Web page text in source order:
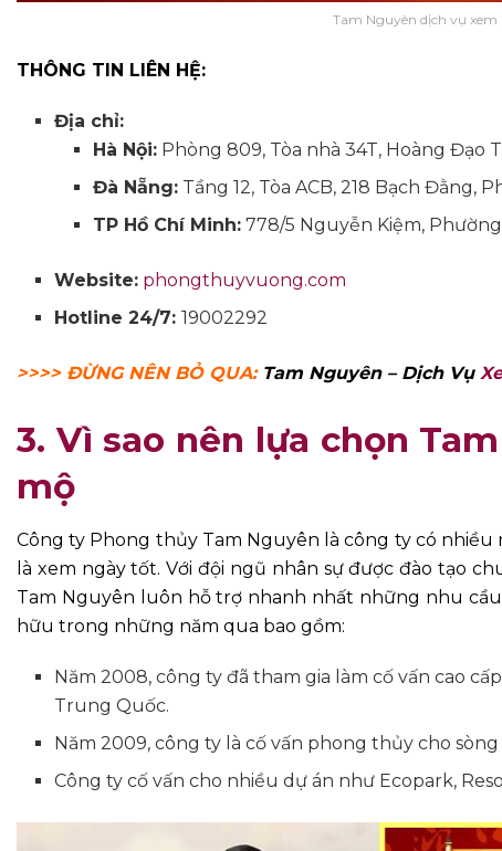
Tam Nguyên dịch vụ
THÔNG TIN LIÊN HỆ:
Địa chỉ:
Hà Nội:Phòng 809, Tòa nhà 34T, Hoàng Đạo
Đà Nẵng:Tầng 12, Tòa ACB, 218 Bạch Đằng,
TP Hồ Chí Minh:778/5 Nguyễn Kiệm,
Website: phongthuyvuong.com
Hotline 24/7:19002292
>>>> ĐỪNG NÊN BỎ QUA: Tam Nguyên – Dịch Vụ
3. Vì sao nên lựa chọn
mộ
Công ty Phong thủy Tam Nguyên là công ty có
là xem ngày tốt. Với đội ngũ nhân sự được đào tạo
Tam Nguyên luôn hỗ trợ nhanh nhất những nhu
hữu trong những năm qua bao gồm:
Năm 2008, công ty đã tham gia làm cố vấn cao
Trung Quốc.
Năm 2009, công ty là cố vấn phong thủy cho sòng
Công ty cố vấn cho nhiều dự án như Ecopark,